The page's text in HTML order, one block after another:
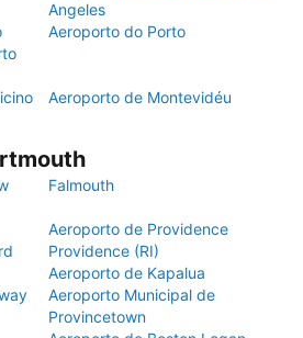
Angeles
Aeroporto do Porto
Aeroporto de Montevidéu
Falmouth
Aeroporto de Providence
Providence (RI)
Aeroporto de Kapalua
Aeroporto Municipal de
Provincetown